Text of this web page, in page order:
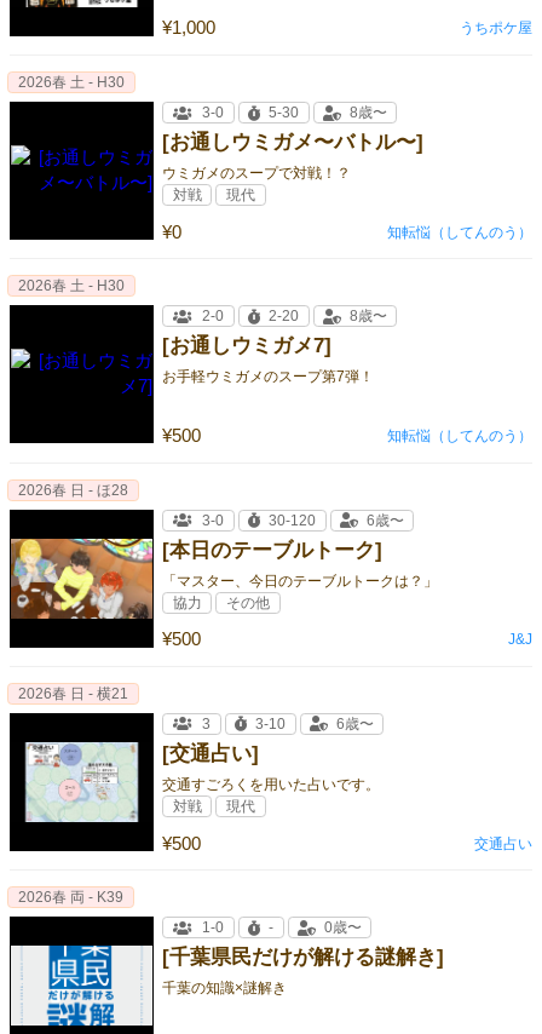
¥1,000 うちポケ屋
[お通しウミガメ〜バトル〜]
ウミガメのスープで対戦！？
¥0
2026春 土 - H30
3-0
5-30 8歳〜
対戦 現代
知転悩（してんのう）
[お通しウミガメ7]
お手軽ウミガメのスープ第7弾！
¥500
2026春 土 - H30
2-0
2-20 8歳〜
知転悩（してんのう）
[本日のテーブルトーク]
「マスター、今日のテーブルトークは？」
¥500
2026春 日 - ほ28
3-0
30-120 6歳〜
協力 その他
J&J
[交通占い]
交通すごろくを用いた占いです。
¥500
2026春 日 - 横21
3
3-10 6歳〜
対戦 現代
交通占い
[千葉県民だけが解ける謎解き]
千葉の知識×謎解き
2026春 両 - K39
1-0
- 0歳〜